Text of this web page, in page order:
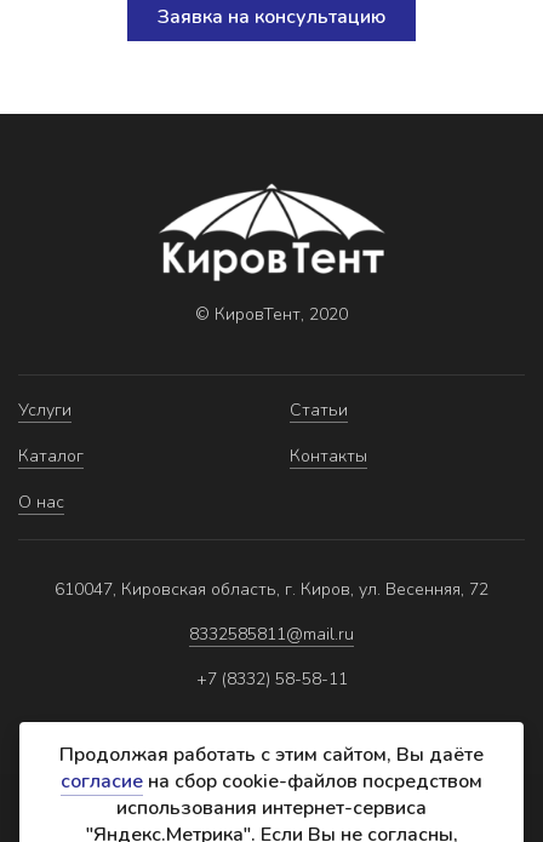
Заявка на консультацию
© КировТент, 2020
Услуги
Каталог
О нас
Статьи
Контакты
610047, Кировская область, г. Киров, ул. Весенняя, 72
8332585811@mail.ru
+7 (8332) 58-58-11
Политика обработки персональных данных
Продолжая работать с этим сайтом, Вы даёте
согласие на сбор cookie-файлов посредством
использования интернет-сервиса
"Яндекс.Метрика". Если Вы не согласны,